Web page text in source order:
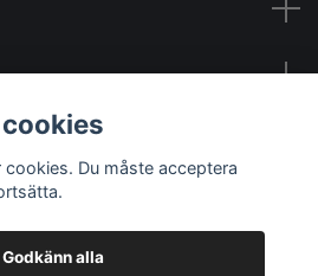
cookies. Du måste acceptera
Godkänn alla